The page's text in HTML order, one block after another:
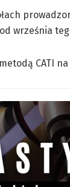
września
CATI